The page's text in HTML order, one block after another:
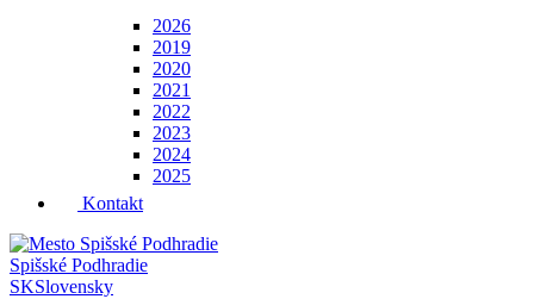
2026
2019
2020
2021
2022
2023
2024
2025
Kontakt
Spišské Podhradie
SKSlovensky